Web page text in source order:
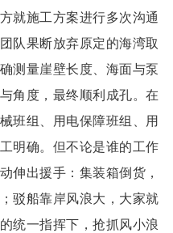
就施工方案进行多次沟通
队果断放弃原定的海湾取
测量崖壁长度、海面与泵
角度，最终顺利成孔。在
班组、用电保障班组、用
明确。但不论是谁的工作
伸出援手：集装箱倒货，
驳船靠岸风浪大，大家就
统一指挥下，抢抓风小浪